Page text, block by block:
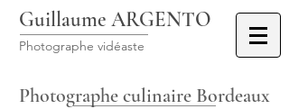
Guillaume ARGENTO
Photographe vidéaste
Photographe culinaire Bordeaux